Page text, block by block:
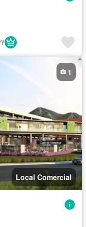
Local Comercial
1